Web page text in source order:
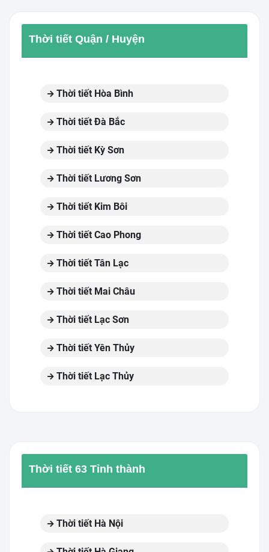
Thời tiết Quận / Huyện
Thời tiết Hòa Bình
Thời tiết Đà Bắc
Thời tiết Kỳ Sơn
Thời tiết Lương Sơn
Thời tiết Kim Bôi
Thời tiết Cao Phong
Thời tiết Tân Lạc
Thời tiết Mai Châu
Thời tiết Lạc Sơn
Thời tiết Yên Thủy
Thời tiết Lạc Thủy
Thời tiết 63 Tỉnh thành
Thời tiết Hà Nội